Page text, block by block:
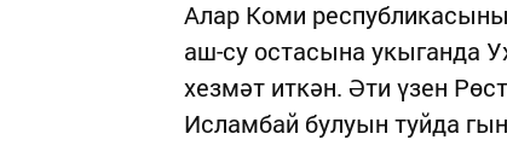
Алар Коми
аш-су остасына укыганда
хезмәт иткән. Әти үзен
Исламбай булуын туйда